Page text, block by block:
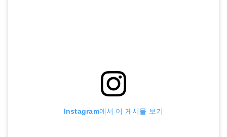
Instagram에서 이 게시물 보기